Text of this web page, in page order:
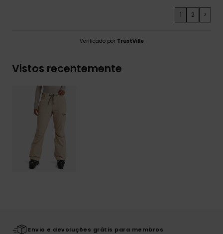
1 2 >
Verificado por TrustVille
Vistos recentemente
Envio e devoluções grátis para membros